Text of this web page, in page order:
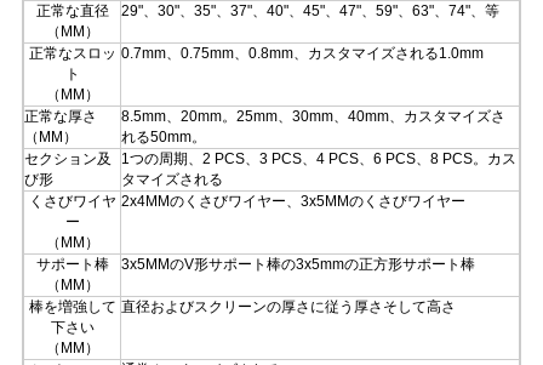
事
地
図
PRIVACY
POLICY
正常な直径
（MM）
29"、30"、35"、37"、40"、45"、47"、59"、63"、74"、等
正常なスロッ
ト
（MM）
0.7mm、0.75mm、0.8mm、カスタマイズされる1.0mm
正常な厚さ
（MM）
8.5mm、20mm。25mm、30mm、40mm、カスタマイズさ
れる50mm。
セクション及
び形
1つの周期、2 PCS、3 PCS、4 PCS、6 PCS、8 PCS。カス
タマイズされる
くさびワイヤ
ー
（MM）
2x4MMのくさびワイヤー、3x5MMのくさびワイヤー
サポート棒
（MM）
3x5MMのV形サポート棒の3x5mmの正方形サポート棒
棒を増強して
下さい
（MM）
直径およびスクリーンの厚さに従う厚さそして高さ